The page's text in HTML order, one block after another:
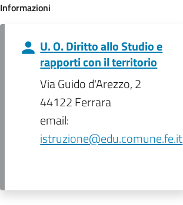
Informazioni
U. O. Diritto allo Studio e
rapporti con il territorio
Via Guido d'Arezzo, 2
44122 Ferrara
email:
istruzione@edu.comune.fe.it